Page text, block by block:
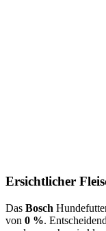
Ersichtlicher
Das Bosch
von 0 %.